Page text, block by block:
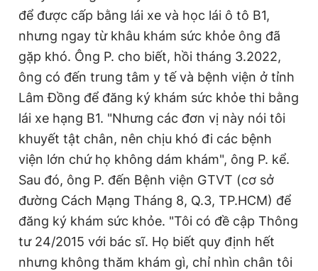
để được cấp bằng lái xe và học lái ô tô B1,
nhưng ngay từ khâu khám sức khỏe ông đã
gặp khó. Ông P. cho biết, hồi tháng 3.2022,
ông có đến trung tâm y tế và bệnh viện ở tỉnh
Lâm Đồng để đăng ký khám sức khỏe thi bằng
lái xe hạng B1. "Nhưng các đơn vị này nói tôi
khuyết tật chân, nên chịu khó đi các bệnh
viện lớn chứ họ không dám khám", ông P. kể.
Sau đó, ông P. đến Bệnh viện GTVT (cơ sở
đường Cách Mạng Tháng 8, Q.3, TP.HCM) để
đăng ký khám sức khỏe. "Tôi có đề cập Thông
tư 24/2015 với bác sĩ. Họ biết quy định hết
nhưng không thăm khám gì, chỉ nhìn chân tôi